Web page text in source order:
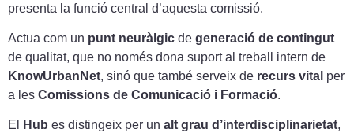
presenta la funció central d’aquesta comissió.
Actua com un punt neuràlgic de generació de contingut
de qualitat, que no només dona suport al treball intern de
KnowUrbanNet, sinó que també serveix de recurs vital per
a les Comissions de Comunicació i Formació.
El Hub es distingeix per un alt grau d’interdisciplinarietat,